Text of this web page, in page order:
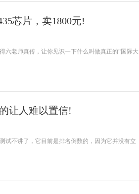
芯片，卖1800元!
六老师真传，让你见识一下什么叫做真正的“国际大
让人难以置信!
试不讲了，它目前是排名倒数的，因为它并没有立